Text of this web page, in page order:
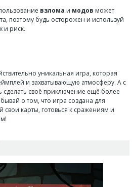
взлома и модов может
поэтому будь осторожен и используй
и риск.
уникальная игра, которая
и захватывающую атмосферу. А с
своё приключение ещё более
о том, что игра создана для
свои карты, готовься к сражениям и